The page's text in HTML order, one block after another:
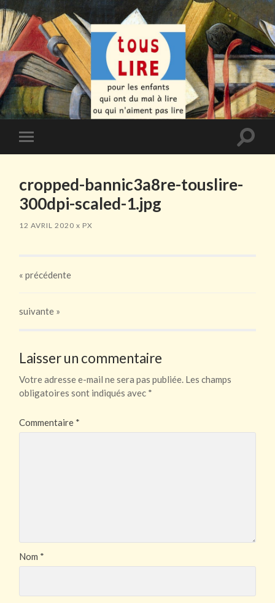
Toggle
mobile
Toggle
cropped-bannic3a8re-touslire-
300dpi-scaled-1.jpg
12 AVRIL 2020 x PX
«précédente
suivante »
Laisser un commentaire
Votre adresse e-mail ne sera pas publiée. Les champs
obligatoires sont indiqués avec *
Commentaire *
Nom *